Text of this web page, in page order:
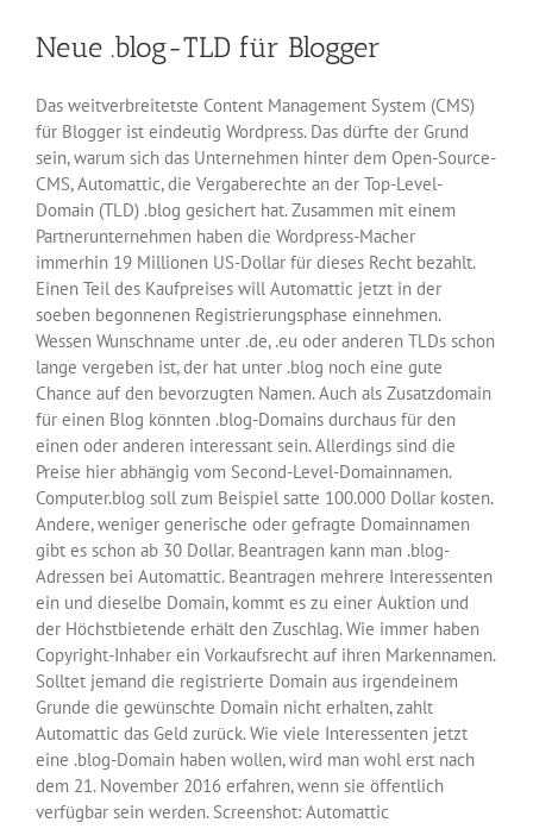
Neue .blog-TLD für Blogger
Das weitverbreitetste Content Management System (CMS)
für Blogger ist eindeutig Wordpress. Das dürfte der Grund
sein, warum sich das Unternehmen hinter dem Open-Source-
CMS, Automattic, die Vergaberechte an der Top-Level-
Domain (TLD) .blog gesichert hat. Zusammen mit einem
Partnerunternehmen haben die Wordpress-Macher
immerhin 19 Millionen US-Dollar für dieses Recht bezahlt.
Einen Teil des Kaufpreises will Automattic jetzt in der
soeben begonnenen Registrierungsphase einnehmen.
Wessen Wunschname unter .de, .eu oder anderen TLDs schon
lange vergeben ist, der hat unter .blog noch eine gute
Chance auf den bevorzugten Namen. Auch als Zusatzdomain
für einen Blog könnten .blog-Domains durchaus für den
einen oder anderen interessant sein. Allerdings sind die
Preise hier abhängig vom Second-Level-Domainnamen.
Computer.blog soll zum Beispiel satte 100.000 Dollar kosten.
Andere, weniger generische oder gefragte Domainnamen
gibt es schon ab 30 Dollar. Beantragen kann man .blog-
Adressen bei Automattic. Beantragen mehrere Interessenten
ein und dieselbe Domain, kommt es zu einer Auktion und
der Höchstbietende erhält den Zuschlag. Wie immer haben
Copyright-Inhaber ein Vorkaufsrecht auf ihren Markennamen.
Solltet jemand die registrierte Domain aus irgendeinem
Grunde die gewünschte Domain nicht erhalten, zahlt
Automattic das Geld zurück. Wie viele Interessenten jetzt
eine .blog-Domain haben wollen, wird man wohl erst nach
dem 21. November 2016 erfahren, wenn sie öffentlich
verfügbar sein werden. Screenshot: Automattic